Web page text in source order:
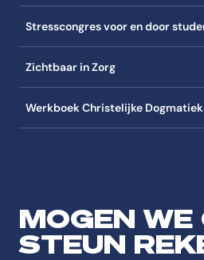
Stresscongres voor en door
Zichtbaar in Zorg
Werkboek Christelijke Dogmatiek
MOGEN WE
STEUN